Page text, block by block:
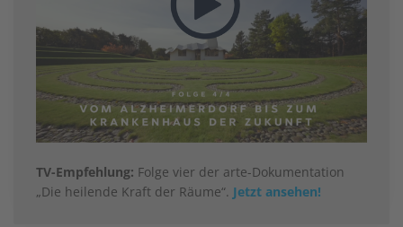
TV-Empfehlung: Folge vier der arte-Dokumentation
„Die heilende Kraft der Räume“. Jetzt ansehen!